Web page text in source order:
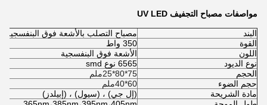
مواصفات مصباح التجفيف UV LED
البند مصباح التصلب بالأشعة فوق البنفسجية
القوة
350 واط
اللون
الأشعة فوق البنفسجية
نوع الديود
6565 نوع smd
الحجم
75*80*25ملم
حجم الضوء
60*40ملم
مادة الشريحة
(إل جي) ، (سيول) ، (إبيلدز)